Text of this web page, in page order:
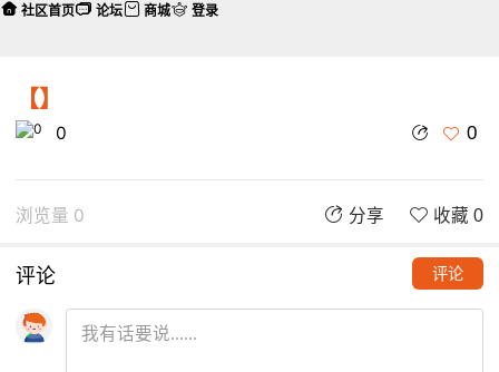
【】
0 0
浏览量 0 分享 收藏 0
评论 评论
社区首页 论坛 商城 登录